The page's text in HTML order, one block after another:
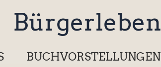
Bürgerleben
BUCHVORSTELLUNGEN